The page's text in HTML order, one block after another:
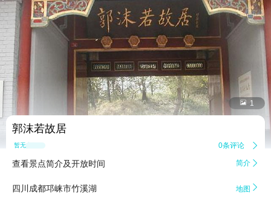
 1
郭沫若故居
暂无点评 0条评论 
查看景点简介及开放时间 简介 
四川成都邛崃市竹溪湖 地图 
